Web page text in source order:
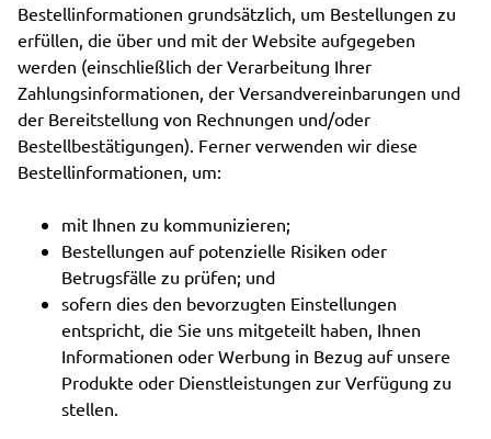
Bestellinformationen grundsätzlich, um Bestellungen zu
erfüllen, die über und mit der Website aufgegeben
werden (einschließlich der Verarbeitung Ihrer
Zahlungsinformationen, der Versandvereinbarungen und
der Bereitstellung von Rechnungen und/oder
Bestellbestätigungen). Ferner verwenden wir diese
Bestellinformationen, um:
mit Ihnen zu kommunizieren;
Bestellungen auf potenzielle Risiken oder
Betrugsfälle zu prüfen; und
sofern dies den bevorzugten Einstellungen
entspricht, die Sie uns mitgeteilt haben, Ihnen
Informationen oder Werbung in Bezug auf unsere
Produkte oder Dienstleistungen zur Verfügung zu
stellen.